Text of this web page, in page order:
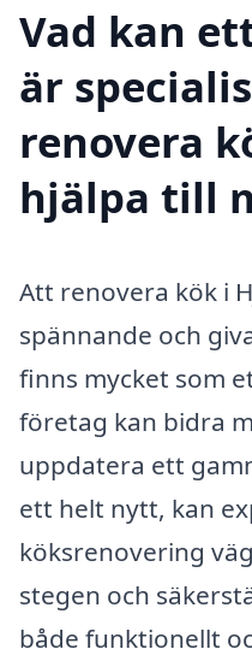
Vad kan
är
renovera
hjälpa till
Att renovera kök i
spännande och
finns mycket som
företag kan bidra
uppdatera ett
ett helt nytt, kan
köksrenovering
stegen och
både funktionellt